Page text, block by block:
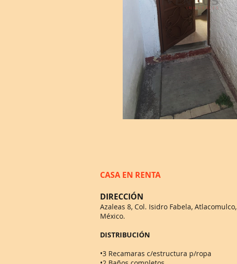
CASA EN RENTA
DIRECCIÓN
Azaleas 8, Col. Isidro Fabela, Atlacomulco,
México.
DISTRIBUCIÓN
•3 Recamaras c/estructura p/ropa